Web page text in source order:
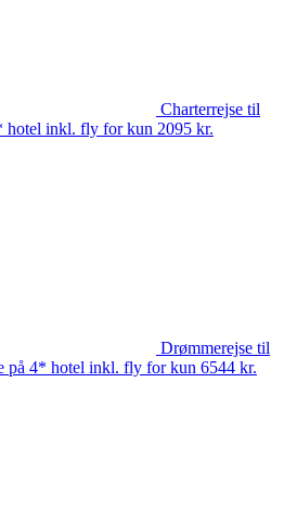
Charterrejse til
hotel inkl. fly for kun 2095 kr.
Drømmerejse til
på 4* hotel inkl. fly for kun 6544 kr.